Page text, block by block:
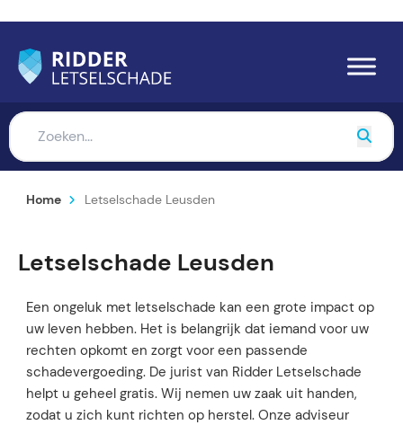
Home Letselschade Leusden
Letselschade Leusden
Een ongeluk met letselschade kan een grote impact op
uw leven hebben. Het is belangrijk dat iemand voor uw
rechten opkomt en zorgt voor een passende
schadevergoeding. De jurist van Ridder Letselschade
helpt u geheel gratis. Wij nemen uw zaak uit handen,
zodat u zich kunt richten op herstel. Onze adviseur